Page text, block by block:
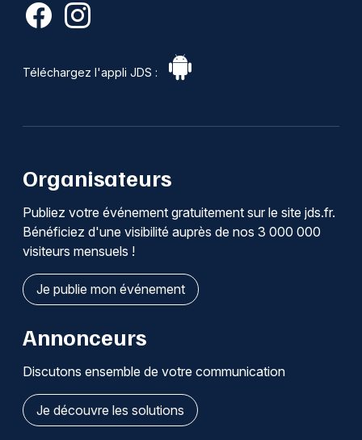
Téléchargez l'appli JDS :
Organisateurs
Publiez votre événement gratuitement sur le site jds.fr.
Bénéficiez d'une visibilité auprès de nos 3 000 000
visiteurs mensuels !
Je publie mon événement
Annonceurs
Discutons ensemble de votre communication
Je découvre les solutions